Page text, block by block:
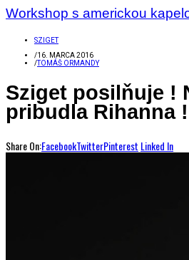
Workshop s americkou
SZIGET
/16. MARCA 2016
/TOMÁŠ ORMANDY
Sziget posilňuje !
pribudla Rihanna !
Share On:FacebookTwitterPinterest Linked In